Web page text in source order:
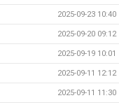
2025-09-23 10:40
2025-09-20 09:12
2025-09-19 10:01
2025-09-11 12:12
2025-09-11 11:30